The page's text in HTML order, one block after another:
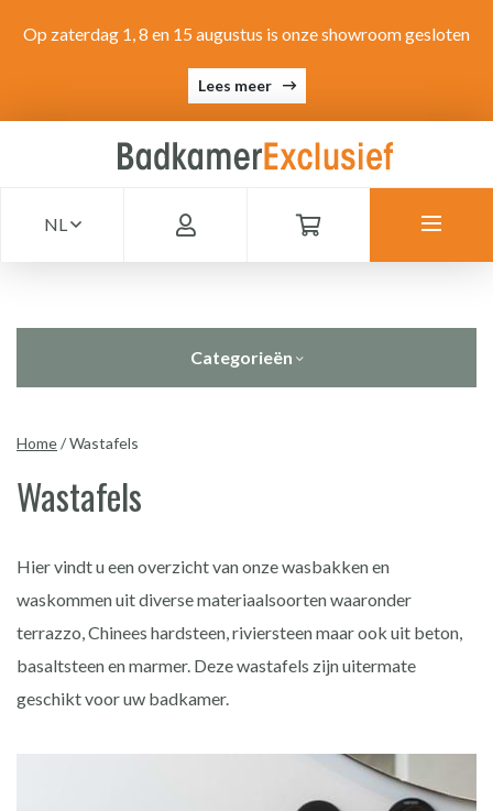
Op zaterdag 1, 8 en 15 augustus is onze showroom gesloten
Lees meer
NL
Categorieën
Home/Wastafels
Wastafels
Hier vindt u een overzicht van onze wasbakken en
waskommen uit diverse materiaalsoorten waaronder
terrazzo, Chinees hardsteen, riviersteen maar ook uit beton,
basaltsteen en marmer. Deze wastafels zijn uitermate
geschikt voor uw badkamer.